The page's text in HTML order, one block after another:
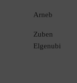
Arneb
Zuben
Elgenubi